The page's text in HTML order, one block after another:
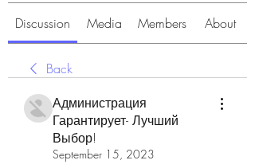
Discussion Media Members About
Back
Администрация
Гарантирует- Лучший
Выбор!
September 15, 2023